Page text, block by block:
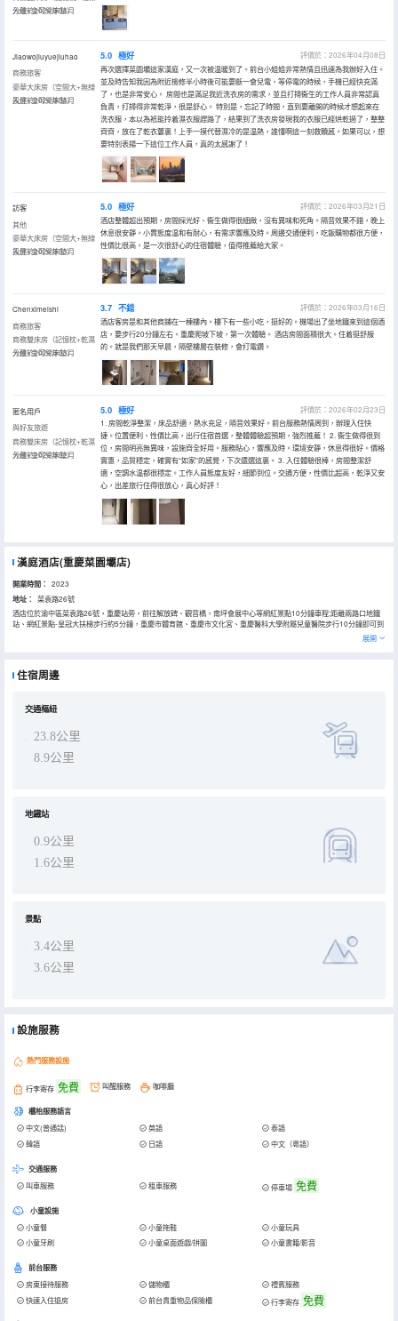
分離+金可兒床墊）
入住於2026年04月
Jiaowojiuyuejiuhao
商務旅客
豪華大床房（空間大+無線
投屏+金可兒床墊）
入住於2026年04月
5.0 極好
評價於：2026年04月08日
再次選擇菜園壩這家漢庭，又一次被温暖到了。前台小姐姐非常熱情且迅速為我辦好入住。
並及時告知我因為附近檢修半小時後可能要斷一會兒電，等停電的時候，手機已經快充滿
了，也是非常安心。 房間也是滿足我近洗衣房的需求，並且打掃衞生的工作人員非常認真
負責，打掃得非常乾淨，很是舒心。 特別是，忘記了時間，直到要離開的時候才想起來在
洗衣服，本以為衹能拎着濕衣服趕路了，結果到了洗衣房發現我的衣服已經烘乾過了，整整
齊齊，放在了乾衣簍裏！上手一摸代替濕冷的是温熱，誰懂啊這一刻救贖感。如果可以，想
要特別表揚一下這位工作人員，真的太感謝了！
訪客
其他
豪華大床房（空間大+無線
投屏+金可兒床墊）
入住於2026年03月
5.0 極好
評價於：2026年03月21日
酒店整體超出預期，房間採光好、衞生做得很細緻，沒有異味和死角。隔音效果不錯，晚上
休息很安靜。小賈態度温和有耐心，有需求響應及時。周邊交通便利，吃飯購物都很方便，
性價比很高，是一次很舒心的住宿體驗，值得推薦給大家。
Chenximeishi
商務旅客
商務雙床房（記憶枕+乾濕
分離+金可兒床墊）
入住於2026年03月
3.7 不錯
評價於：2026年03月16日
酒店客房是和其他商鋪在一棟樓內。樓下有一些小吃，挺好的。機場出了坐地鐵來到這個酒
店，要步行20分鐘左右。重慶爬坡下坡，第一次體驗。 酒店房間面積很大。住着挺舒服
的。就是我們那天早晨，隔壁樓層在裝修，會打電鑽。
匿名用戶
與好友旅遊
商務雙床房（記憶枕+乾濕
分離+金可兒床墊）
入住於2026年02月
5.0 極好
評價於：2026年02月23日
1. 房間乾淨整潔，床品舒適，熱水充足，隔音效果好。前台服務熱情周到，辦理入住快
捷。位置便利、性價比高，出行住宿首選，整體體驗超預期，強烈推薦！ 2. 衞生做得很到
位，房間明亮無異味，設施齊全好用。服務貼心，響應及時。環境安靜，休息得很好。價格
實惠，品質穩定，確實有“如家”的感覺，下次還選這裏。 3. 入住體驗很棒，房間整潔舒
適，空調水温都很穩定。工作人員態度友好，細節到位。交通方便，性價比超高，乾淨又安
心，出差旅行住得很放心，真心好評！
漢庭酒店(重慶菜園壩店)
開業時間： 2023
地址：
菜袁路26號
酒店位於渝中區菜袁路26號，重慶站旁，前往解放碑、觀音橋，南坪會展中心等網紅景點10分鐘車程;距離兩路口地鐵
站、網紅景點-皇冠大扶梯步行約5分鐘，重慶市體育館、重慶市文化宮、重慶醫科大學附屬兒童醫院步行10分鐘即可到
達;距離網紅景點-李子壩輕軌穿樓、鵝嶺二廠車行10分鐘即可到達;距離重慶市政府大樓、重慶人民大禮堂、三峽博物館
車行15分鐘內即可到達。酒店客房明亮，免費wifi全覆蓋，全新升級、嶄新力作，以低飽和的舒適配色及柔美利落的線
為客人帶來“住得起的好品質、看得到的好設計”。是您商務、旅遊的理想選擇。
展開
住宿周邊
交通樞紐
23.8公里
8.9公里
地鐵站
0.9公里
1.6公里
景點
3.4公里
3.6公里
設施服務
熱門服務設施
行李寄存 免費 叫醒服務 咖啡廳
櫃枱服務語言
中文(普通話) 英語
泰語
韓語
日語 中文（粵語）
交通服務
叫車服務 租車服務 停車場 免費
小童設施
小童餐 小童拖鞋
小童玩具
小童牙刷
小童桌面遊戲/拼圖 小童書籍/影音
前台服務
房東接待服務 儲物櫃
禮賓服務
快速入住退房
前台貴重物品保險櫃 行李寄存 免費